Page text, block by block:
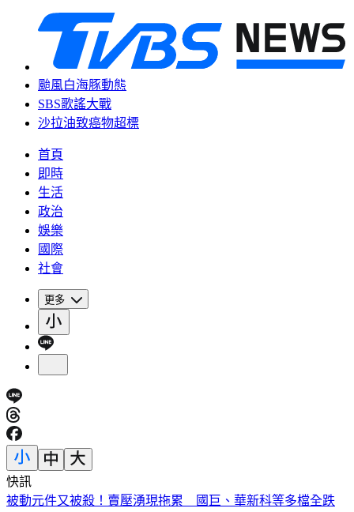
颱風白海豚動態
SBS歌謠大戰
沙拉油致癌物超標
首頁
即時
生活
政治
娛樂
國際
社會
更多
快訊
張韶涵、孫燕姿都來了！ 淚眼慟別化妝師陳聆薇